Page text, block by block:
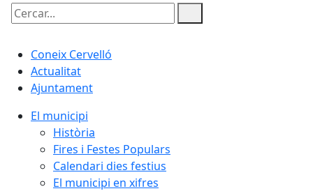
Cercar:
Coneix Cervelló
Actualitat
Ajuntament
El municipi
Història
Fires i Festes Populars
Calendari dies festius
El municipi en xifres